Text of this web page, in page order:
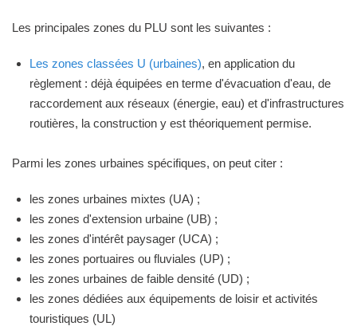
Les principales zones du PLU sont les suivantes :
Les zones classées U (urbaines), en application du
règlement : déjà équipées en terme d'évacuation d'eau, de
raccordement aux réseaux (énergie, eau) et d'infrastructures
routières, la construction y est théoriquement permise.
Parmi les zones urbaines spécifiques, on peut citer :
les zones urbaines mixtes (UA) ;
les zones d'extension urbaine (UB) ;
les zones d'intérêt paysager (UCA) ;
les zones portuaires ou fluviales (UP) ;
les zones urbaines de faible densité (UD) ;
les zones dédiées aux équipements de loisir et activités
touristiques (UL)